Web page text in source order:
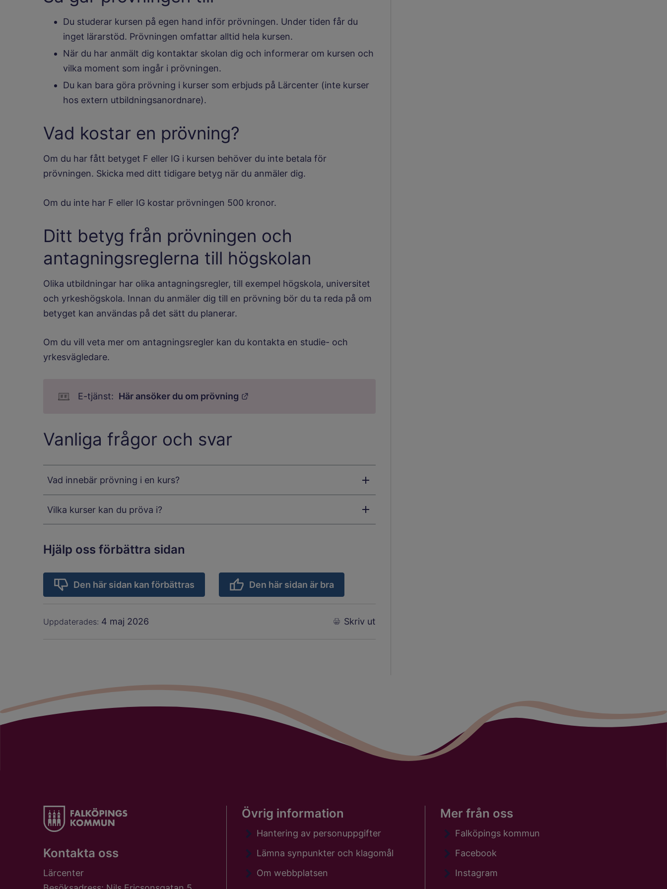
Du studerar kursen på egen hand inför prövningen. Under tiden får du
inget lärarstöd. Prövningen omfattar alltid hela kursen.
När du har anmält dig kontaktar skolan dig och informerar om kursen och
vilka moment som ingår i prövningen.
Du kan bara göra prövning i kurser som erbjuds på Lärcenter (inte kurser
hos extern utbildningsanordnare).
Vad kostar en prövning?
Om du har fått betyget F eller IG i kursen behöver du inte betala för
prövningen. Skicka med ditt tidigare betyg när du anmäler dig.
Om du inte har F eller IG kostar prövningen 500 kronor.
Ditt betyg från prövningen och
antagningsreglerna till högskolan
Olika utbildningar har olika antagningsregler, till exempel högskola, universitet
och yrkeshögskola. Innan du anmäler dig till en prövning bör du ta reda på om
betyget kan användas på det sätt du planerar.
Om du vill veta mer om antagningsregler kan du kontakta en studie- och
yrkesvägledare.
Här ansöker du om prövning
Vanliga frågor och svar
Vad innebär prövning i en kurs?
Vilka kurser kan du pröva i?
Hjälp oss förbättra sidan
Den här sidan kan förbättras Den här sidan är bra
Uppdaterades: 4 maj 2026 Skriv ut
Kontakta oss
Lärcenter
Övrig information
Hantering av personuppgifter
Lämna synpunkter och klagomål
Om webbplatsen
Mer från oss
Falköpings kommun
Facebook
Instagram